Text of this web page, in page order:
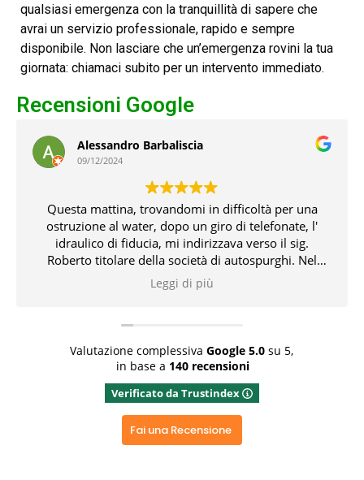
qualsiasi emergenza con la tranquillità di sapere che
avrai un servizio professionale, rapido e sempre
disponibile. Non lasciare che un’emergenza rovini la tua
giornata: chiamaci subito per un intervento immediato.
Recensioni Google
Giuseppe De Angelis
08/12/2024
Chiamati in emergenza oggi di domenica
festivo(8dicembre) tempestivo gentile e risolutivo in
tempi molto brevi con attrezzatura professionale. Lo
consiglio vivamente grazie ancora
Rispondi dal proprietario
positiva ed aver apprezzato il nostro operato
Leggi di più
Valutazione complessiva Google 5.0su 5,
in base a 140 recensioni
Verificato da Trustindex
Fai una Recensione